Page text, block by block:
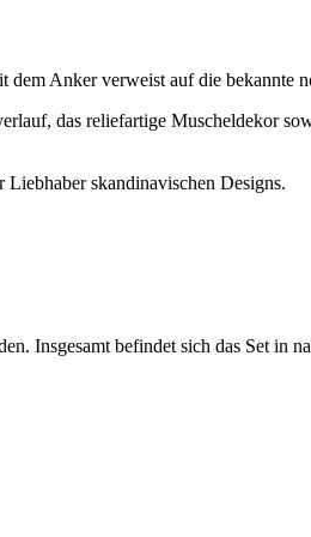
Anker verweist auf die bekannte
das reliefartige Muscheldekor
skandinavischen Designs.
Insgesamt befindet sich das Set in